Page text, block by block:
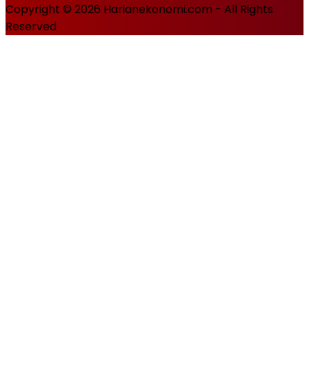
Copyright © 2026 Harianekonomi.com - All Rights
Reserved